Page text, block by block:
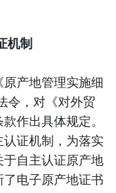
机制
产地管理实施细
令，对《对外贸
作出具体规定。
证机制，为落实
自主认证原产地
电子原产地证书